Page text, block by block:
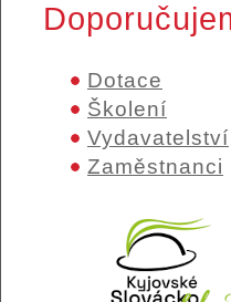
Dotace
Školení
Vydavatelství
Zaměstnanci